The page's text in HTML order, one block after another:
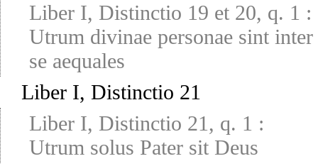
Liber I, Distinctio 19 et 20, q. 1 :
Utrum divinae personae sint inter
se aequales
Liber I, Distinctio 21
Liber I, Distinctio 21, q. 1 :
Utrum solus Pater sit Deus